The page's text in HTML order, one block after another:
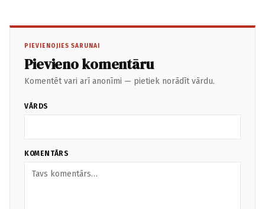
PIEVIENOJIES SARUNAI
Pievieno komentāru
Komentēt vari arī anonīmi — pietiek norādīt vārdu.
VĀRDS
KOMENTĀRS